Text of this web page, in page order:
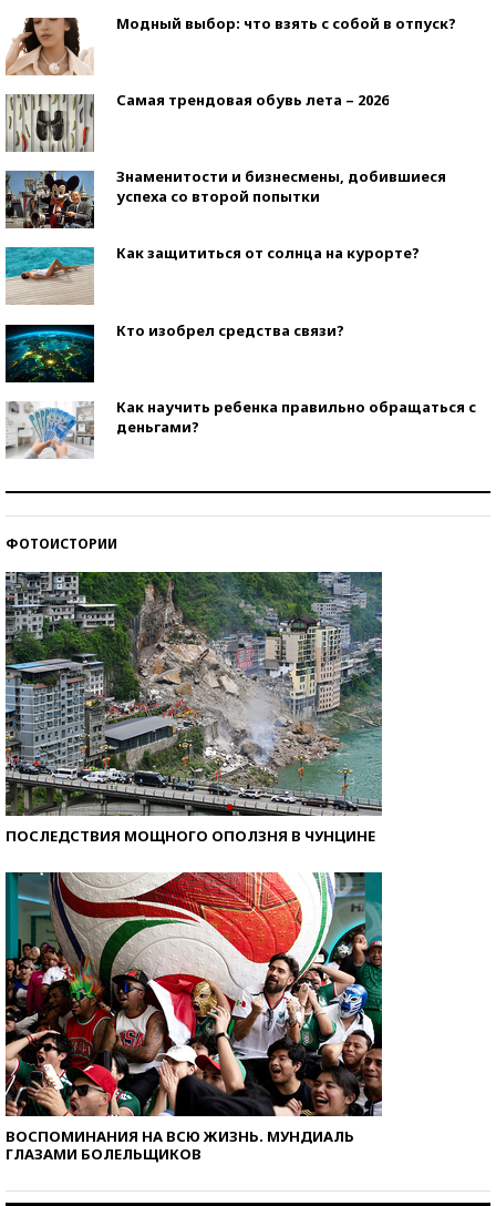
Модный выбор: что взять с собой в отпуск?
Самая трендовая обувь лета – 2026
Знаменитости и бизнесмены, добившиеся
успеха со второй попытки
Как защититься от солнца на курорте?
Кто изобрел средства связи?
Как научить ребенка правильно обращаться с
деньгами?
ФОТОИСТОРИИ
ПОСЛЕДСТВИЯ МОЩНОГО ОПОЛЗНЯ В ЧУНЦИНЕ
ВОСПОМИНАНИЯ НА ВСЮ ЖИЗНЬ. МУНДИАЛЬ
ГЛАЗАМИ БОЛЕЛЬЩИКОВ